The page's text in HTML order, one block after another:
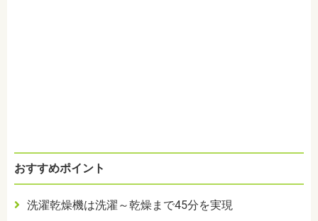
おすすめポイント
洗濯乾燥機は洗濯～乾燥まで45分を実現